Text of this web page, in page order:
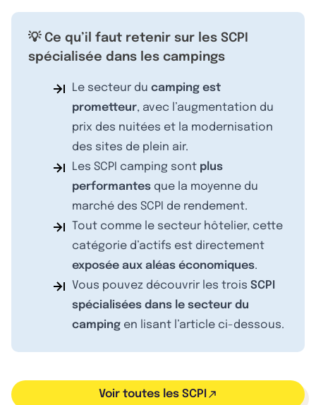
💡 Ce qu’il faut retenir sur les SCPI
spécialisée dans les campings
Le secteur du camping est
prometteur, avec l’augmentation du
prix des nuitées et la modernisation
des sites de plein air.
Les SCPI camping sont plus
performantes que la moyenne du
marché des SCPI de rendement.
Tout comme le secteur hôtelier, cette
catégorie d’actifs est directement
exposée aux aléas économiques.
Vous pouvez découvrir les trois SCPI
spécialisées dans le secteur du
camping en lisant l’article ci-dessous.
Voir toutes les SCPI